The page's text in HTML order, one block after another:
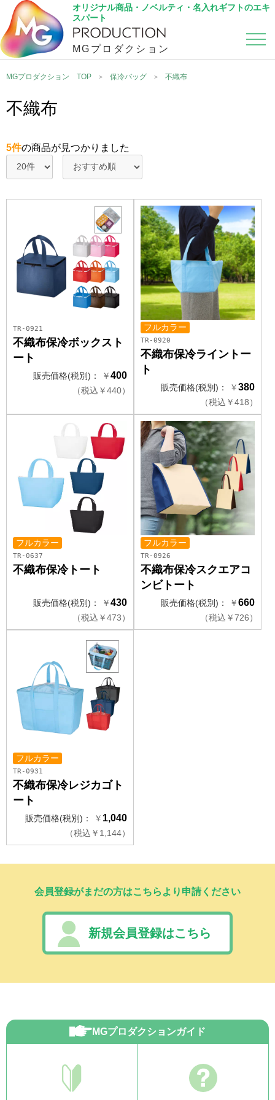
オリジナル商品・ノベルティ・名入れギフトのエキ
スパート
MGプロダクション
カテゴリから選ぶ こだわり検索
MGプロダクション TOP 保冷バッグ 不織布
不織布
5件の商品が見つかりました
TR-0921
不織布保冷ボックスト
ート
販売価格(税別)： ￥400
（税込 ￥440）
フルカラー
TR-0920
不織布保冷ライントー
ト
販売価格(税別)： ￥380
（税込 ￥418）
フルカラー
TR-0637
不織布保冷トート
販売価格(税別)： ￥430
（税込 ￥473）
フルカラー
TR-0926
不織布保冷スクエアコ
ンビトート
販売価格(税別)： ￥660
（税込 ￥726）
フルカラー
TR-0931
不織布保冷レジカゴト
ート
販売価格(税別)： ￥ 1,040
（税込 ￥ 1,144）
会員登録がまだの方はこちらより申請ください
新規会員登録はこちら
MGプロダクションガイド